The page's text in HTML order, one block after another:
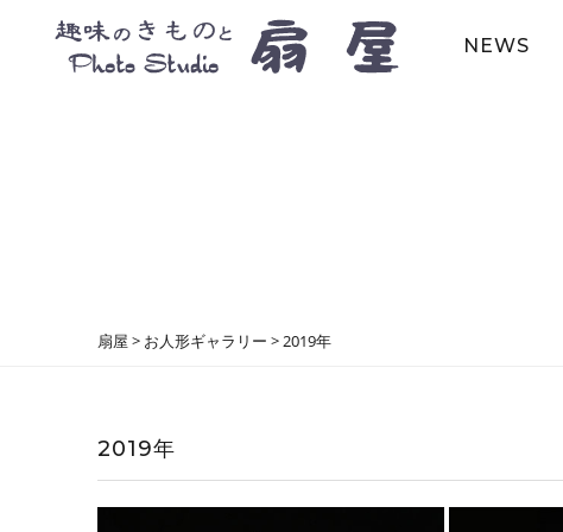
NEWS
扇屋 > お人形ギャラリー >2019年
2019年